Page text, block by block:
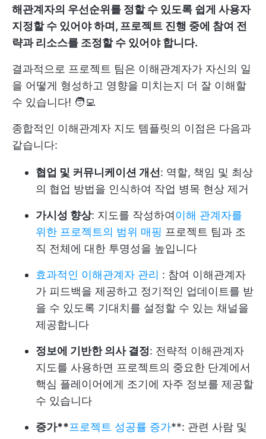
해관계자의 우선순위를 정할 수 있도록 쉽게 사용자
지정할 수 있어야 하며, 프로젝트 진행 중에 참여 전
략과 리소스를 조정할 수 있어야 합니다.
결과적으로 프로젝트 팀은 이해관계자가 자신의 일
을 어떻게 형성하고 영향을 미치는지 더 잘 이해할
수 있습니다! 🧑‍💻
종합적인 이해관계자 지도 템플릿의 이점은 다음과
같습니다:
협업 및 커뮤니케이션 개선 : 역할, 책임 및 최상
의 협업 방법을 인식하여 작업 병목 현상 제거
가시성 향상: 지도를 작성하여이해 관계자를
위한 프로젝트의 범위 매핑 프로젝트 팀과 조
직 전체에 대한 투명성을 높입니다
효과적인 이해관계자 관리 : 참여 이해관계자
가 피드백을 제공하고 정기적인 업데이트를 받
을 수 있도록 기대치를 설정할 수 있는 채널을
제공합니다
정보에 기반한 의사 결정: 전략적 이해관계자
지도를 사용하면 프로젝트의 중요한 단계에서
핵심 플레이어에게 조기에 자주 정보를 제공할
수 있습니다
증가**프로젝트 성공률 증가**: 관련 사람 및